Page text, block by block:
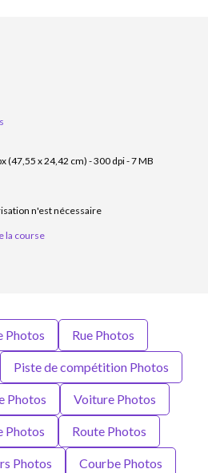
(47,55 x 24,42 cm) - 300 dpi - 7 MB
n'est nécessaire
la course
Photos Rue Photos
Piste de compétition Photos
Photos Voiture Photos
Photos Route Photos
Photos Courbe Photos